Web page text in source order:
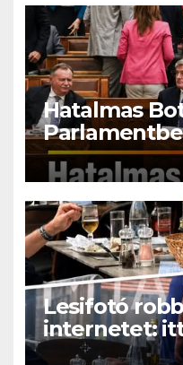
Hatalmas
kitett
Lesifotó
internetet:
eltűnt